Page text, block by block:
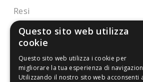
Resi
4,7/5
Eccellente
Questo sito web utilizza
cookie
Questo sito web utilizza i cookie per
migliorare la tua esperienza di
Utilizzando il nostro sito web acconsenti